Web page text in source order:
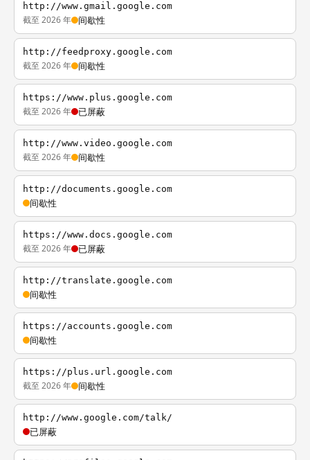
http://www.gmail.google.com
截至 2026 年 间歇性
http://feedproxy.google.com
截至 2026 年 间歇性
https://www.plus.google.com
截至 2026 年 已屏蔽
http://www.video.google.com
截至 2026 年 间歇性
http://documents.google.com
间歇性
https://www.docs.google.com
截至 2026 年 已屏蔽
http://translate.google.com
间歇性
https://accounts.google.com
间歇性
https://plus.url.google.com
截至 2026 年 间歇性
http://www.google.com/talk/
已屏蔽